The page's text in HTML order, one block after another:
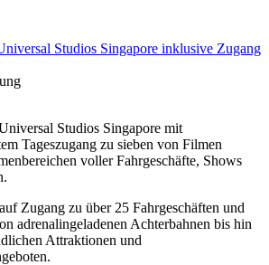
Studios Singapore inklusive Zugang
Studios Singapore mit
Tageszugang zu sieben von Filmen
voller Fahrgeschäfte, Shows
Zugang zu über 25 Fahrgeschäften und
adrenalingeladenen Achterbahnen bis hin
Attraktionen und